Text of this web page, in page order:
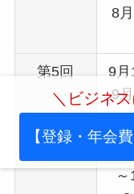
8
第5回
9月
9
～
＼ビジネ
【登録・年会